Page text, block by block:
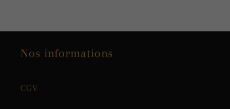
Nos informations
CGV